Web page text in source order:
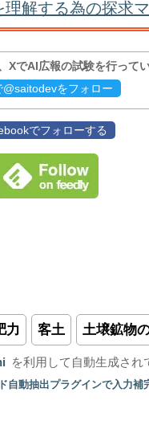
理解する為の探求
XでAI広報の試験を行ってい
@saitodevをフォロー
でフォローする
力 客土 土壌鉱物
を利用して自動生成され
自動抽出プラグインで入力補